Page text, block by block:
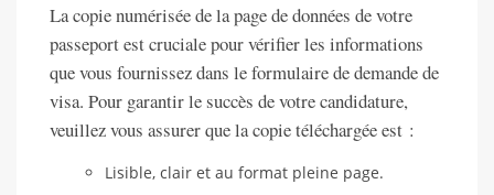
La copie numérisée de la page de données de votre
passeport est cruciale pour vérifier les informations
que vous fournissez dans le formulaire de demande de
visa. Pour garantir le succès de votre candidature,
veuillez vous assurer que la copie téléchargée est :
Lisible, clair et au format pleine page.